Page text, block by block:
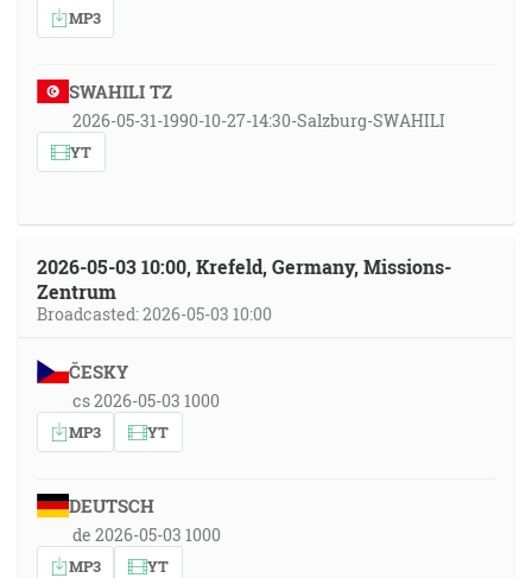
MP3
SWAHILI TZ
2026-05-31-1990-10-27-14:30-Salzburg-SWAHILI
YT
2026-05-03 10:00, Krefeld, Germany, Missions-
Zentrum
Broadcasted: 2026-05-03 10:00
ČESKY
cs 2026-05-03 1000
MP3 YT
DEUTSCH
de 2026-05-03 1000
MP3 YT